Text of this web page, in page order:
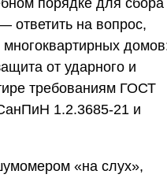
ответить на вопрос,
от ударного и
требованиям ГОСТ
1.2.3685-21 и
«на слух»,